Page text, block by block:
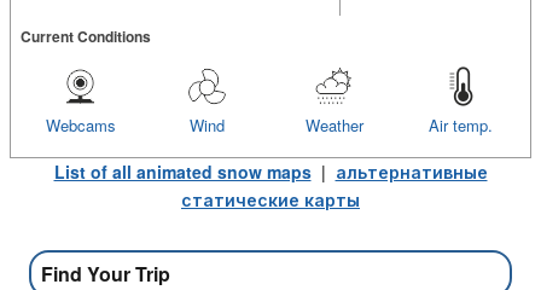
Current Conditions
Air temp.
Weather
Wind
Webcams
List of all animated snow maps| альтернативные
статические карты
Find Your Trip